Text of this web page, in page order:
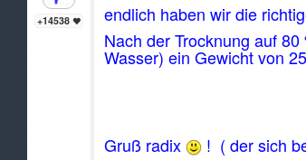
+14538
endlich haben wir die
Nach der Trocknung auf
Wasser) ein Gewicht von
Gruß radix
! ( der sich